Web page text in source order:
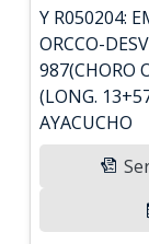
Y R050204:
ORCCO-
987(CHORO
(LONG.
AYACUCHO